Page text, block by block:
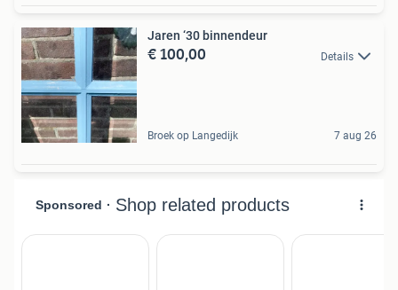
Jaren ‘30 binnendeur
€ 100,00 Details
Broek op Langedijk 7 aug 26